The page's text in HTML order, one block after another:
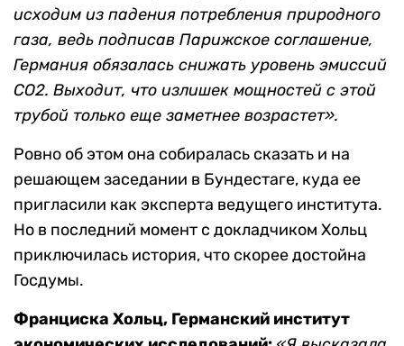
исходим из падения потребления природного
газа, ведь подписав Парижское соглашение,
Германия обязалась снижать уровень эмиссий
СО2. Выходит, что излишек мощностей с этой
трубой только еще заметнее возрастет».
Ровно об этом она собиралась сказать и на
решающем заседании в Бундестаге, куда ее
пригласили как эксперта ведущего института.
Но в последний момент с докладчиком Хольц
приключилась история, что скорее достойна
Госдумы.
Франциска Хольц, Германский институт